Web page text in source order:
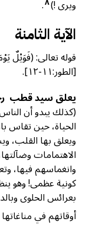
ویری !) .
الآية الثامنة
قوله تعالى: (فَوَيْلٌ
[الطور:١١-١٢].
يعلق سید قطب
(كذلك يبدو أن
الحياة، حين تقاس
ويعلق بها القلب،
الاهتمامات
وانغماسهم فيها،
کونية عظمى! وهو
بعرائس الحلوى
أوقاتهم في